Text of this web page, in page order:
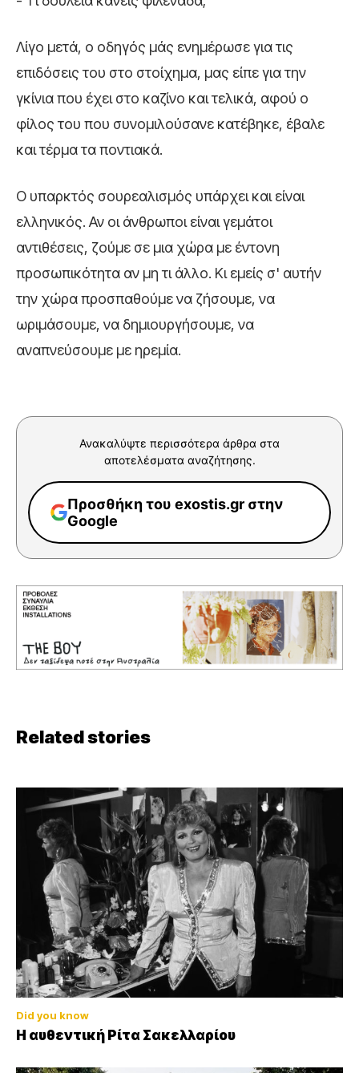
Λίγο μετά, ο οδηγός μάς ενημέρωσε για τις
επιδόσεις του στο στοίχημα, μας είπε για την
γκίνια που έχει στο καζίνο και τελικά, αφού ο
φίλος του που συνομιλούσανε κατέβηκε, έβαλε
και τέρμα τα ποντιακά.
Ο υπαρκτός σουρεαλισμός υπάρχει και είναι
ελληνικός. Αν οι άνθρωποι είναι γεμάτοι
αντιθέσεις, ζούμε σε μια χώρα με έντονη
προσωπικότητα αν μη τι άλλο. Κι εμείς σ' αυτήν
την χώρα προσπαθούμε να ζήσουμε, να
ωριμάσουμε, να δημιουργήσουμε, να
αναπνεύσουμε με ηρεμία.
Ανακαλύψτε περισσότερα άρθρα στα
αποτελέσματα αναζήτησης.
Προσθήκη του exostis.gr στην
Google
Related stories
Did you know
Η αυθεντική Ρίτα Σακελλαρίου